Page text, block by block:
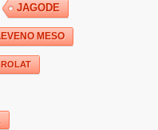
JAGODE
MESO
ROLAT